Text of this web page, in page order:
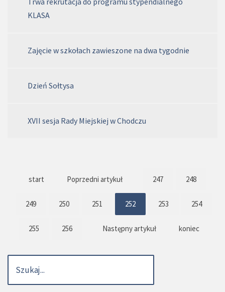
KLASA
Zajęcie w szkołach zawieszone na dwa tygodnie
Dzień Sołtysa
XVII sesja Rady Miejskiej w Chodczu
start Poprzedni artykuł 247 248
249 250 251 252 253 254
255 256 Następny artykuł koniec